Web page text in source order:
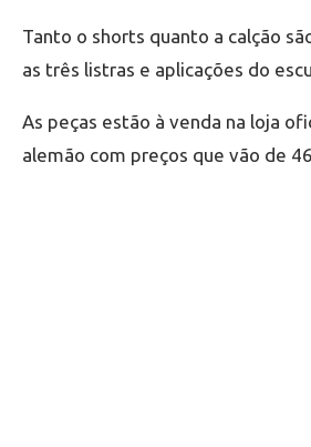
Tanto o shorts quanto a calção
as três listras e aplicações do
As peças estão à venda na loja
alemão com preços que vão de